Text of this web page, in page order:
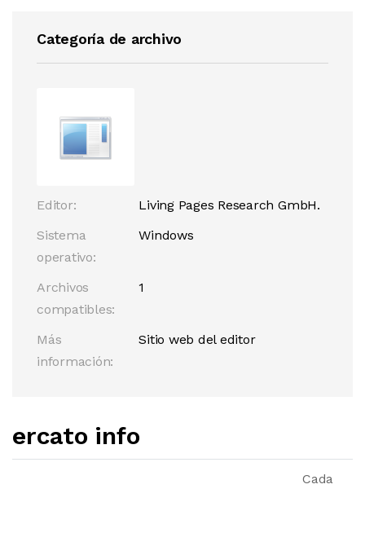
Categoría de archivo
Editor:
Living Pages Research GmbH.
Sistema
operativo:
Windows
Archivos
compatibles:
1
Más
información:
Sitio web del editor
ercato info
Cada